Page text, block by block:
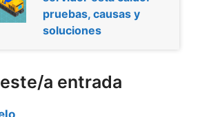
pruebas, causas y
soluciones
a entrada